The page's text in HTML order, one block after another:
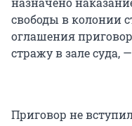
свободы в колонии
оглашения
стражу в зале суда,
Приговор не